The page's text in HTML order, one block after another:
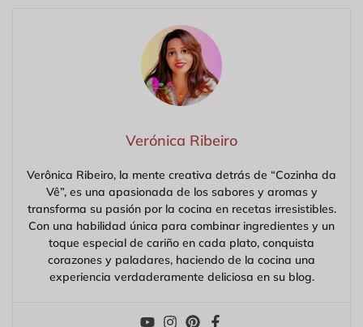
Verónica Ribeiro
Verônica Ribeiro, la mente creativa detrás de “Cozinha da
Vê”, es una apasionada de los sabores y aromas y
transforma su pasión por la cocina en recetas irresistibles.
Con una habilidad única para combinar ingredientes y un
toque especial de cariño en cada plato, conquista
corazones y paladares, haciendo de la cocina una
experiencia verdaderamente deliciosa en su blog.